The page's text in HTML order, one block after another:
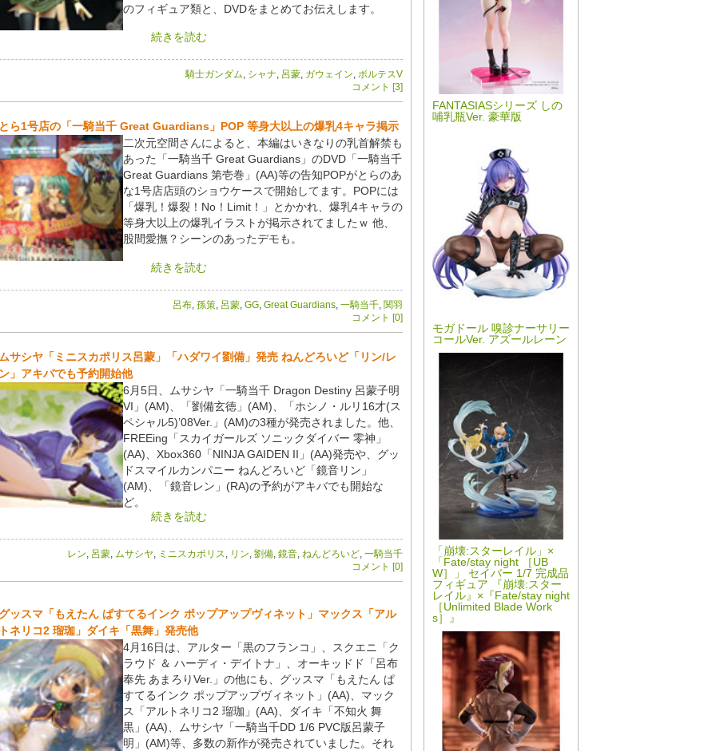
のフィギュア類と、DVDをまとめてお伝えします。
続きを読む
騎士ガンダム, シャナ, 呂蒙, ガウェイン, ボルテスV
コメント [3]
ら1号店の「一騎当千 Great Guardians」POP 等身大以上の爆乳4キャラ掲示
二次元空間さんによると、本編はいきなりの乳首解禁も
あった「一騎当千 Great Guardians」のDVD「一騎当千
Great Guardians 第壱巻」(AA)等の告知POPがとらのあ
な1号店店頭のショウケースで開始してます。POPには
「爆乳！爆裂！No！Limit！」とかかれ、爆乳4キャラの
等身大以上の爆乳イラストが掲示されてましたｗ 他、
股間愛撫？シーンのあったデモも。
続きを読む
呂布 孫策 呂蒙 GG Great Guardians 一騎当千 関羽
コメント [0]
サシヤ「ミニスカポリス呂蒙」「ハダワイ劉備」発売 ねんどろいど「リン/レ
」アキバでも予約開始他
6月5日、ムサシヤ「一騎当千 Dragon Destiny 呂蒙子明
VI」(AM)、「劉備玄徳」(AM)、「ホシノ・ルリ16才(ス
ペシャル5)’08Ver.」(AM)の3種が発売されました。他、
FREEing「スカイガールズ ソニックダイバー 零神」
(AA)、Xbox360「NINJA GAIDEN II」(AA)発売や、グッ
ドスマイルカンパニー ねんどろいど「鏡音リン」
(AM)、「鏡音レン」(RA)の予約がアキバでも開始な
ど。
続きを読む
レン 呂蒙 ムサシヤ ミニスカポリス リン 劉備 鏡音 ねんどろいど 一騎当千
コメント [0]
ッスマ「もえたん ぱすてるインク ポップアップヴィネット」マックス「アル
ネリコ2 瑠珈」ダイキ「黒舞」発売他
4月16日は、アルター「黒のフランコ」、スクエニ「ク
ラウド ＆ ハーディ・デイトナ」、オーキッドド「呂布
奉先 あまろりVer.」の他にも、グッスマ「もえたん ぱ
すてるインク ポップアップヴィネット」(AA)、マック
ス「アルトネリコ2 瑠珈」(AA)、ダイキ「不知火 舞
黒」(AA)、ムサシヤ「一騎当千DD 1/6 PVC版呂蒙子
明」(AM)等、多数の新作が発売されていました。それ
FANTASIASシリーズ しの
哺乳瓶Ver. 豪華版
モガドール 嗅診ナーサリー
コールVer. アズールレーン
「崩壊:スターレイル」×
「Fate/stay night ［UB
W］」 セイバー 1/7 完成品
フィギュア 『崩壊:スター
レイル』×『Fate/stay night
［Unlimited Blade Work
s］』